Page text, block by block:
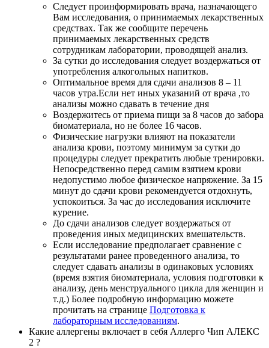
Следует проинформировать врача, назначающего
Вам исследования, о принимаемых лекарственных
средствах. Так же сообщите перечень
принимаемых лекарственных средств
сотрудникам лаборатории, проводящей анализ.
За сутки до исследования следует воздержаться от
употребления алкогольных напитков.
Оптимальное время для сдачи анализов 8 – 11
часов утра.Если нет иных указаний от врача ,то
анализы можно сдавать в течение дня
Воздержитесь от приема пищи за 8 часов до забора
биоматериала, но не более 16 часов.
Физические нагрузки влияют на показатели
анализа крови, поэтому минимум за сутки до
процедуры следует прекратить любые тренировки.
Непосредственно перед самим взятием крови
недопустимо любое физическое напряжение. За 15
минут до сдачи крови рекомендуется отдохнуть,
успокоиться. За час до исследования исключите
курение.
До сдачи анализов следует воздержаться от
проведения иных медицинских вмешательств.
Если исследование предполагает сравнение с
результатами ранее проведенного анализа, то
следует сдавать анализы в одинаковых условиях
(время взятия биоматериала, условия подготовки к
анализу, день менструального цикла для женщин и
т.д.) Более подробную информацию можете
прочитать на странице Подготовка к
лабораторным исследованиям.
Какие аллергены включает в себя Аллерго Чип АЛЕКС
2 ?